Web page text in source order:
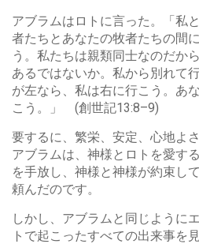
アブラムはロトに言った。「私
者たちとあなたの牧者たちの間
う。私たちは親類同士なのだか
あるではないか。私から別れて
が左なら、私は右に行こう。あ
こう。」 (創世記13:8–9)
要するに、繁栄、安定、心地よ
アブラムは、神様とロトを愛す
を手放し、神様と神様が約束し
頼んだのです。
しかし、アブラムと同じように
トで起こったすべての出来事を